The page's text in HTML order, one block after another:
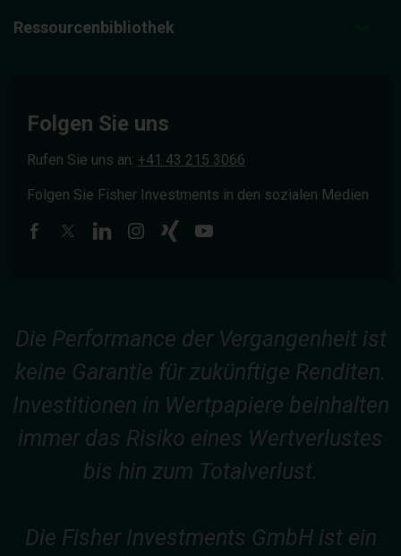
Ressourcenbibliothek
Folgen Sie uns
Rufen Sie uns an: +41 43 215 3066
Folgen Sie Fisher Investments in den sozialen Medien
Die Performance der Vergangenheit ist
keine Garantie für zukünftige Renditen.
Investitionen in Wertpapiere beinhalten
immer das Risiko eines Wertverlustes
bis hin zum Totalverlust.
Die Fisher Investments GmbH ist ein